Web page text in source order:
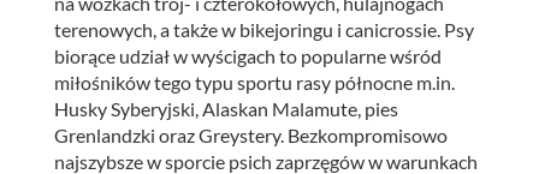
terenowych, a także w bikejoringu i canicrossie. Psy
biorące udział w wyścigach to popularne wśród
miłośników tego typu sportu rasy północne m.in.
Husky Syberyjski, Alaskan Malamute, pies
Grenlandzki oraz Greystery. Bezkompromisowo
najszybsze w sporcie psich zaprzęgów w warunkach